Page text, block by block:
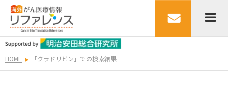
HOME 「クラドリビン」での検索結果